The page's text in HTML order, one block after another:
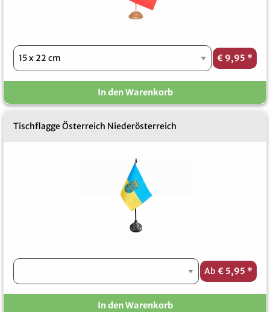
€ 9,95 *
In den Warenkorb
Tischflagge Österreich Niederösterreich
Ab € 5,95 *
In den Warenkorb